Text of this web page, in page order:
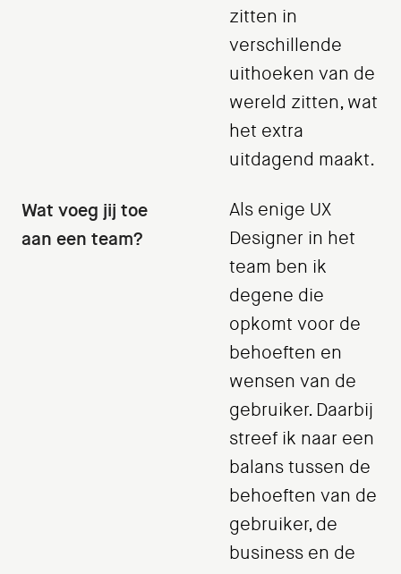
zitten in
verschillende
uithoeken van de
wereld zitten, wat
het extra
uitdagend maakt.
Wat voeg jij toe
aan een team?
Als enige UX
Designer in het
team ben ik
degene die
opkomt voor de
behoeften en
wensen van de
gebruiker. Daarbij
streef ik naar een
balans tussen de
behoeften van de
gebruiker, de
business en de